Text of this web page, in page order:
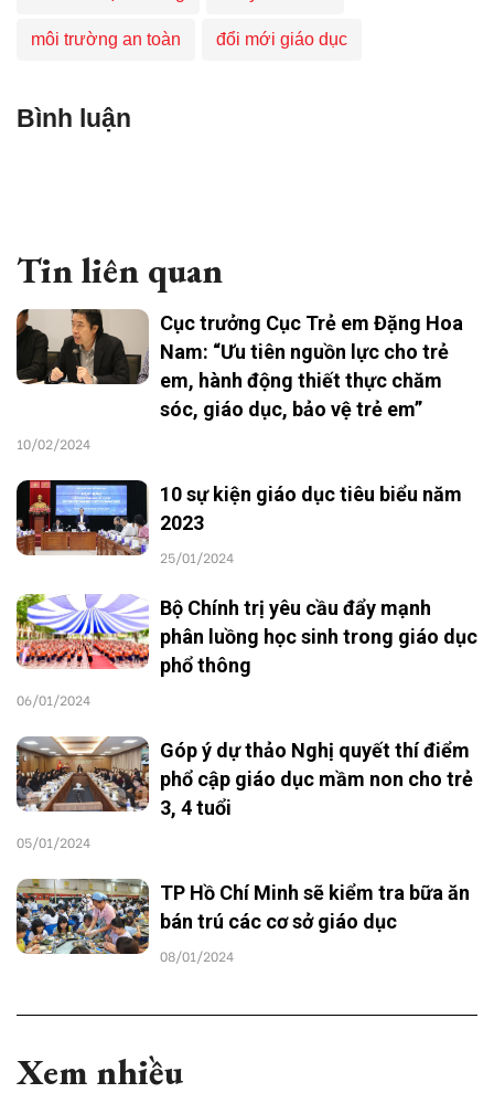
môi trường an toàn đổi mới giáo dục
Bình luận
Tin liên quan
Cục trưởng Cục Trẻ em Đặng Hoa
Nam: “Ưu tiên nguồn lực cho trẻ
em, hành động thiết thực chăm
sóc, giáo dục, bảo vệ trẻ em”
10/02/2024
10 sự kiện giáo dục tiêu biểu năm
2023
25/01/2024
Bộ Chính trị yêu cầu đẩy mạnh
phân luồng học sinh trong giáo dục
phổ thông
06/01/2024
Góp ý dự thảo Nghị quyết thí điểm
phổ cập giáo dục mầm non cho trẻ
3, 4 tuổi
05/01/2024
TP Hồ Chí Minh sẽ kiểm tra bữa ăn
bán trú các cơ sở giáo dục
08/01/2024
Xem nhiều